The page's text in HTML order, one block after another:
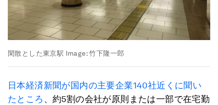
閑散とした東京駅 Image:竹下隆一郎
日本経済新聞が国内の主要企業140社近くに聞い
たところ 、約5割の会社が原則または一部で在宅勤